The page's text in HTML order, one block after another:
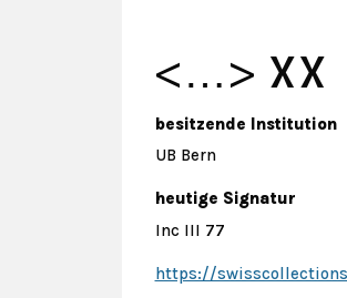
<…> XX
besitzende Institution
UB Bern
heutige Signatur
Inc III 77
https://